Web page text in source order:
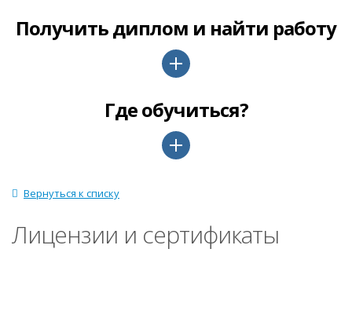
Получить диплом и найти работу
Где обучиться?
Вернуться к списку
Лицензии и сертификаты